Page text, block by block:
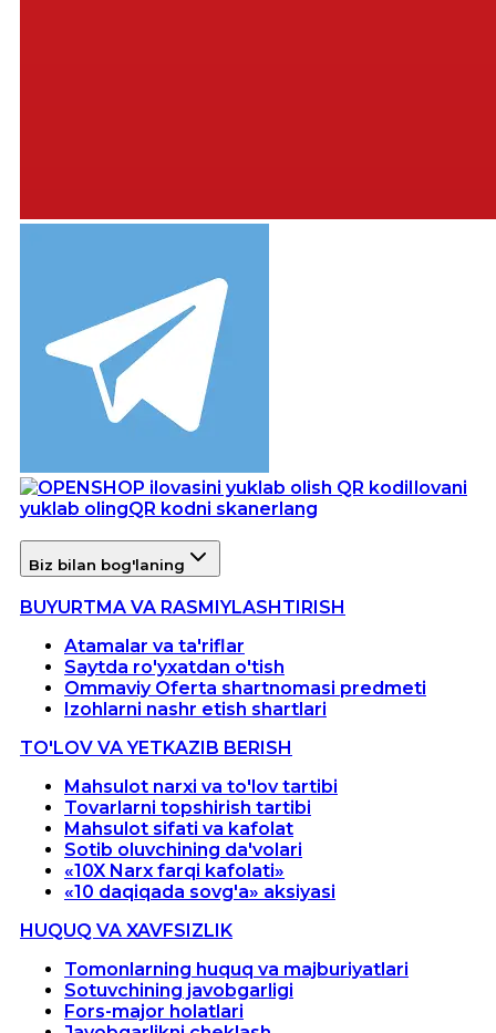
Ilovani
yuklab olingQR kodni skanerlang
Biz bilan bog'laning
BUYURTMA VA RASMIYLASHTIRISH
Atamalar va ta'riflar
Saytda ro'yxatdan o'tish
Ommaviy Oferta shartnomasi predmeti
Izohlarni nashr etish shartlari
TO'LOV VA YETKAZIB BERISH
Mahsulot narxi va to'lov tartibi
Tovarlarni topshirish tartibi
Mahsulot sifati va kafolat
Sotib oluvchining da'volari
«10X Narx farqi kafolati»
«10 daqiqada sovg'a» aksiyasi
HUQUQ VA XAVFSIZLIK
Tomonlarning huquq va majburiyatlari
Sotuvchining javobgarligi
Fors-major holatlari